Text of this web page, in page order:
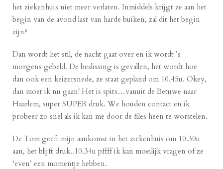
het ziekenhuis niet meer verlaten. Inmiddels krijgt ze aan het
begin van de avond last van harde buiken, zal dit het begin
zijn?
Dan wordt het stil, de nacht gaat over en ik wordt ’s
morgens gebeld. De beslissing is gevallen, het wordt hoe
dan ook een keizersnede, ze staat gepland om 10.45u. Okey,
dan moet ik nu gaan! Het is spits…vanuit de Betuwe naar
Haarlem, super SUPER druk. We houden contact en ik
probeer zo snel als ik kan me door de files heen te worstelen.
De Tom geeft mijn aankomst in het ziekenhuis om 10.30u
aan, het blijft druk..10.34u pffff ik kan moeilijk vragen of ze
‘even’ een momentje hebben.